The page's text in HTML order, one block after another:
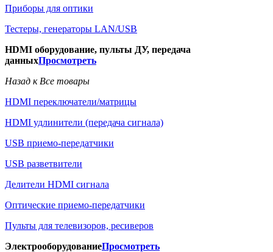
Приборы для оптики
Тестеры, генераторы LAN/USB
HDMI оборудование, пульты ДУ, передача
данныхПросмотреть
Назад к Все товары
HDMI переключатели/матрицы
HDMI удлинители (передача сигнала)
USB приемо-передатчики
USB разветвители
Делители HDMI сигнала
Оптические приемо-передатчики
Пульты для телевизоров, ресиверов
ЭлектрооборудованиеПросмотреть